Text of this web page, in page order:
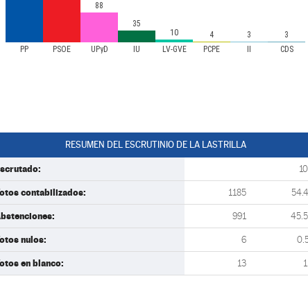
PP PSOE UPyD IU LV-GVE PCPE CDS
88
35
10
4 3 3
RESUMEN DEL ESCRUTINIO DE LA LASTRILLA
contabilizados: 1185
991
nulos: 6
en blanco: 13